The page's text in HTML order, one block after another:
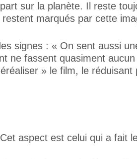
sur la planète. Il reste
marqués par cette
signes : « On sent aussi
ne fassent quasiment
» le film, le réduisant
aspect est celui qui a fait